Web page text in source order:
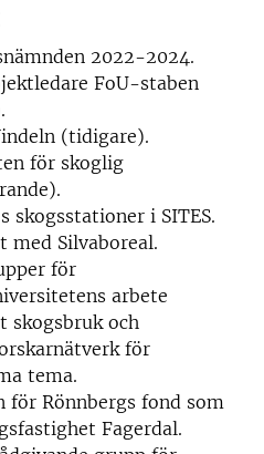
2022-2024.
FoU-staben
(tidigare).
för skoglig
skogsstationer i SITES.
med Silvaboreal.
för
arbete
skogsbruk och
för
tema.
för Rönnbergs fond som
Fagerdal.